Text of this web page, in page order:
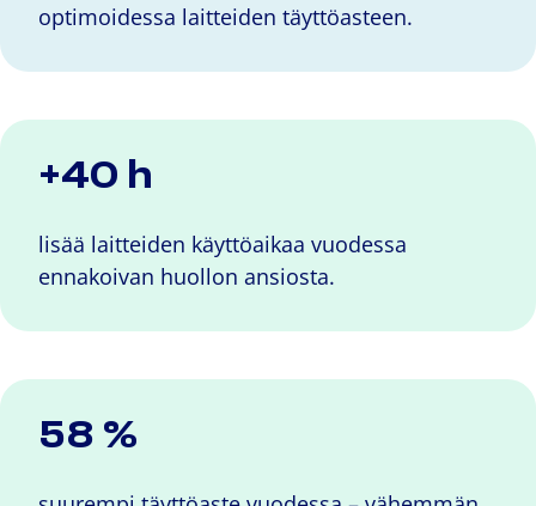
optimoidessa laitteiden täyttöasteen.
+40 h
lisää laitteiden käyttöaikaa vuodessa
ennakoivan huollon ansiosta.
58 %